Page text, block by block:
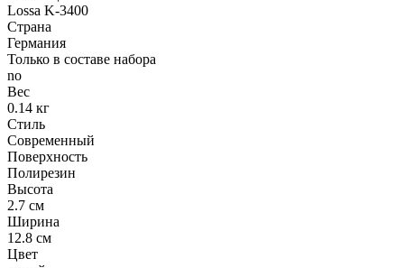
Lossa K-3400
Страна
Германия
Только в составе набора
no
Вес
0.14 кг
Стиль
Современный
Поверхность
Полирезин
Высота
2.7 см
Ширина
12.8 см
Цвет